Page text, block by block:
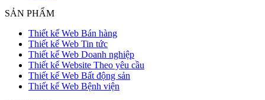
SẢN PHẨM
Thiết kế Web Bán hàng
Thiết kế Web Tin tức
Thiết kế Web Doanh nghiệp
Thiết kế Website Theo yêu cầu
Thiết kế Web Bất động sản
Thiết kế Web Bệnh viện